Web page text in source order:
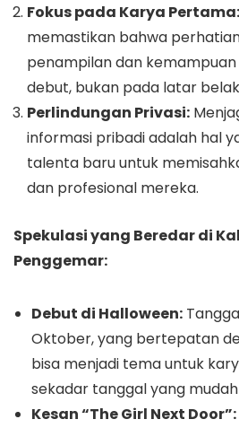
Fokus pada Karya Pertama:
memastikan bahwa
penampilan dan
debut, bukan pada latar
Perlindungan Privasi:
informasi pribadi adalah hal
talenta baru untuk
dan profesional mereka.
Spekulasi yang Beredar di
Penggemar:
Debut di Halloween:
Oktober, yang bertepatan
bisa menjadi tema untuk
sekadar tanggal yang
Kesan “The Girl Next Door”: